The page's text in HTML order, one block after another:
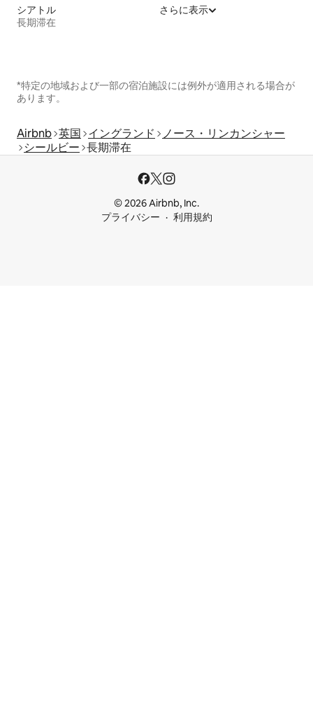
シアトル
長期滞在
さらに表示
*特定の地域および一部の宿泊施設には例外が適用される場合が
あります。
Airbnb 英国 イングランド
ノース・リンカンシャー
シールビー 長期滞在
© 2026 Airbnb, Inc.
プライバシー
利用規約